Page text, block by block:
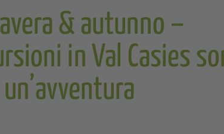
& autunno –
in Val Casies
un’avventura